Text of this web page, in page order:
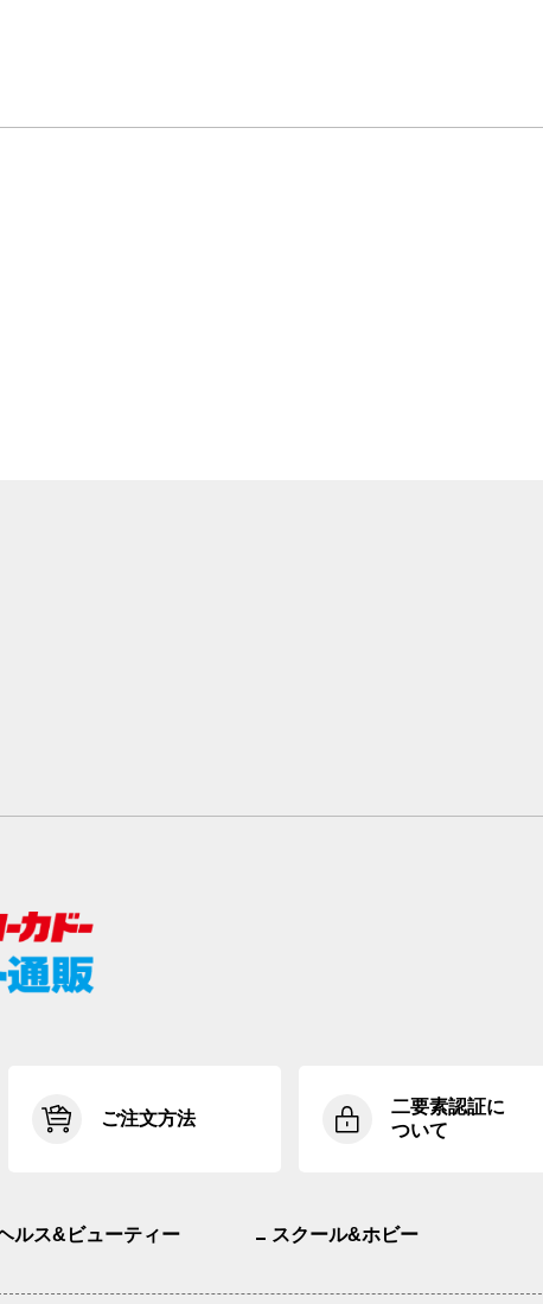
ご注文方法
二要素認証に
ついて
ルス&ビューティー スクール&ホビー